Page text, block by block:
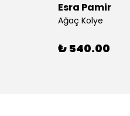
Esra Pamir
Ağaç Kolye
₺ 540.00